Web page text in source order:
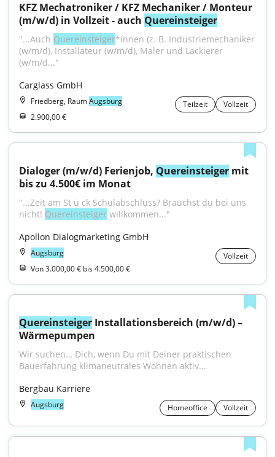
KFZ Mechatroniker / KFZ Mechaniker / Monteur
(m/w/d) in Vollzeit - auch Quereinsteiger
"...Auch Quereinsteiger*innen (z. B. Industriemechaniker
(w/m/d), Installateur (w/m/d), Maler und Lackierer
(w/m/d..."
Carglass GmbH
Friedberg, RaumAugsburg Teilzeit
Vollzeit
2.900,00 €
Dialoger (m/w/d) Ferienjob, Quereinsteiger mit
bis zu 4.500€ im Monat
"...Zeit am St ü ck Schulabschluss? Brauchst du bei uns
nicht! Quereinsteiger willkommen..."
Apollon Dialogmarketing GmbH
Augsburg
Vollzeit
Von 3.000,00 € bis 4.500,00 €
Quereinsteiger Installationsbereich (m/w/d) –
Wärmepumpen
Wir suchen… Dich, wenn Du mit Deiner praktischen
Bauerfahrung klimaneutrales Wohnen aktiv...
Bergbau Karriere
Augsburg Homeoffice Vollzeit